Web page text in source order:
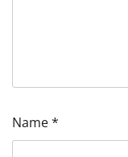
Name*